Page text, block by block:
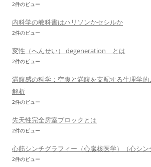
2件のビュー
内科学の教科書はハリソンかセシルか
2件のビュー
変性（へんせい） degeneration とは
2件のビュー
満腹感の科学：空腹と満腹を支配する生理学
解析
2件のビュー
先天性完全房室ブロックとは
2件のビュー
心筋シンチグラフィー（心臓核医学）（心シン
2件のビュー